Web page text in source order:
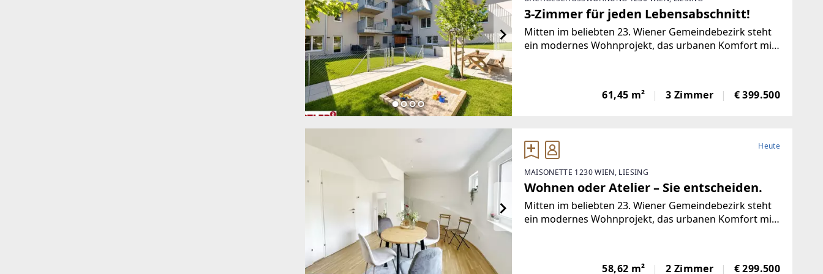
3-Zimmer für jeden Lebensabschnitt!
Mitten im beliebten 23. Wiener Gemeindebezirk steht
ein modernes Wohnprojekt, das urbanen Komfort mit
61,45 m² 3 Zimmer € 399.500
Heute
MAISONETTE 1230 WIEN, LIESING
Wohnen oder Atelier – Sie entscheiden.
Mitten im beliebten 23. Wiener Gemeindebezirk steht
ein modernes Wohnprojekt, das urbanen Komfort mit
58,62 m² 2 Zimmer € 299.500